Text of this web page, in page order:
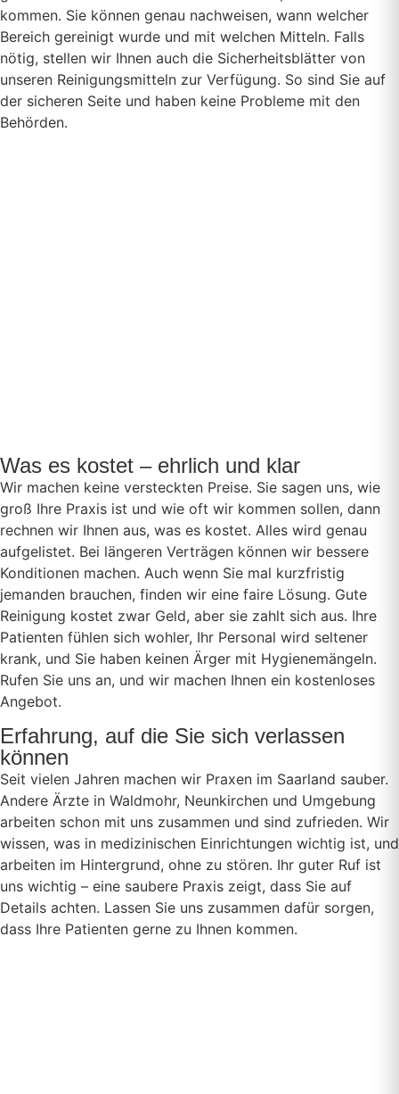
kommen. Sie können genau nachweisen, wann welcher
Bereich gereinigt wurde und mit welchen Mitteln. Falls
nötig, stellen wir Ihnen auch die Sicherheitsblätter von
unseren Reinigungsmitteln zur Verfügung. So sind Sie auf
der sicheren Seite und haben keine Probleme mit den
Behörden.
Was es kostet – ehrlich und klar
Wir machen keine versteckten Preise. Sie sagen uns, wie
groß Ihre Praxis ist und wie oft wir kommen sollen, dann
rechnen wir Ihnen aus, was es kostet. Alles wird genau
aufgelistet. Bei längeren Verträgen können wir bessere
Konditionen machen. Auch wenn Sie mal kurzfristig
jemanden brauchen, finden wir eine faire Lösung. Gute
Reinigung kostet zwar Geld, aber sie zahlt sich aus. Ihre
Patienten fühlen sich wohler, Ihr Personal wird seltener
krank, und Sie haben keinen Ärger mit Hygienemängeln.
Rufen Sie uns an, und wir machen Ihnen ein kostenloses
Angebot.
Erfahrung, auf die Sie sich verlassen
können
Seit vielen Jahren machen wir Praxen im Saarland sauber.
Andere Ärzte in Waldmohr, Neunkirchen und Umgebung
arbeiten schon mit uns zusammen und sind zufrieden. Wir
wissen, was in medizinischen Einrichtungen wichtig ist, und
arbeiten im Hintergrund, ohne zu stören. Ihr guter Ruf ist
uns wichtig – eine saubere Praxis zeigt, dass Sie auf
Details achten. Lassen Sie uns zusammen dafür sorgen,
dass Ihre Patienten gerne zu Ihnen kommen.